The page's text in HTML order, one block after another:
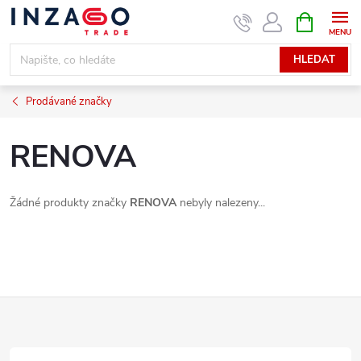
Přejít
obsah
HLEDAT
NÁKUPNÍ
KOŠÍK
Prodávané značky
RENOVA
Žádné produkty značky RENOVAnebyly nalezeny...